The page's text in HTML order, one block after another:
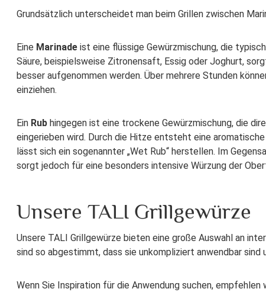
Grundsätzlich unterscheidet man beim Grillen zwischen
Eine Marinade ist eine flüssige Gewürzmischung, die
Säure, beispielsweise Zitronensaft, Essig oder Joghurt,
besser aufgenommen werden. Über mehrere Stunden
einziehen.
Ein Rub hingegen ist eine trockene Gewürzmischung, die
eingerieben wird. Durch die Hitze entsteht eine
lässt sich ein sogenannter „Wet Rub“ herstellen. Im
sorgt jedoch für eine besonders intensive Würzung der
Unsere TALI Grillgewürze
Unsere TALI Grillgewürze bieten eine große Auswahl an
sind so abgestimmt, dass sie unkompliziert anwendbar sind
Wenn Sie Inspiration für die Anwendung suchen,